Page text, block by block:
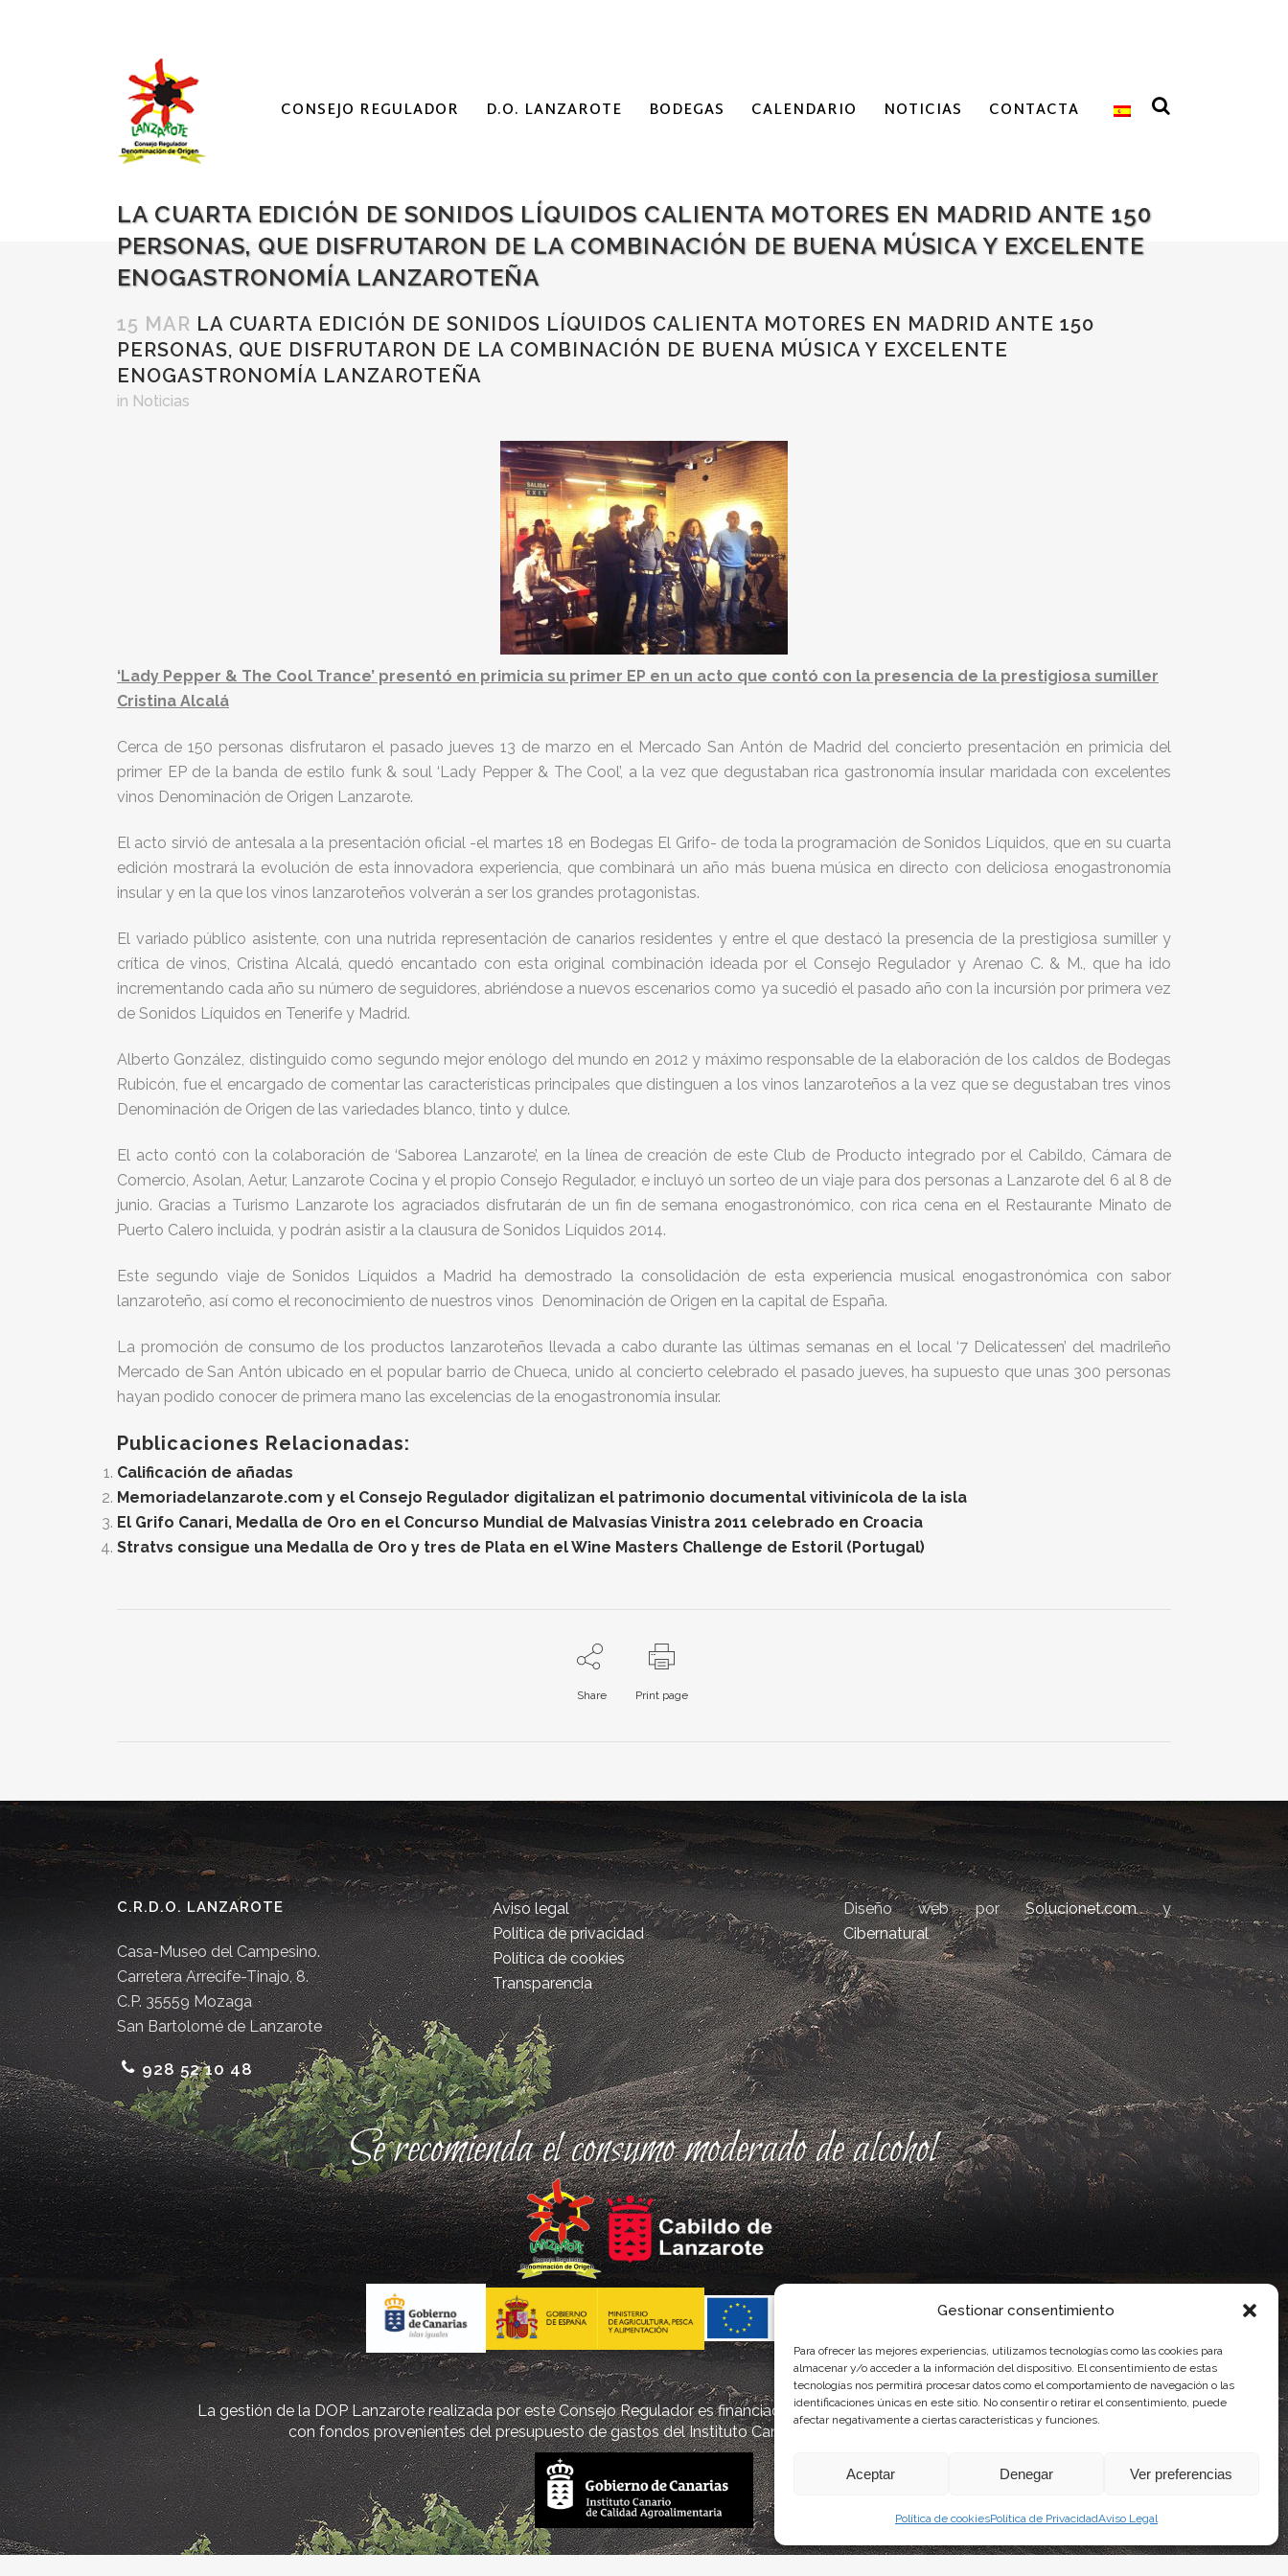
Gestionar consentimiento
Para ofrecer las mejores experiencias, utilizamos tecnologías como las cookies para
almacenar y/o acceder a la información del dispositivo. El consentimiento de estas
tecnologías nos permitirá procesar datos como el comportamiento de navegación o las
identificaciones únicas en este sitio. No consentir o retirar el consentimiento, puede
afectar negativamente a ciertas características y funciones.
Aceptar Denegar Ver preferencias
Política de cookiesPolítica de PrivacidadAviso Legal
CONSEJO REGULADOR D.O. LANZAROTE BODEGAS CALENDARIO NOTICIAS CONTACTA
LA CUARTA EDICIÓN DE SONIDOS LÍQUIDOS CALIENTA MOTORES EN MADRID ANTE 150
PERSONAS, QUE DISFRUTARON DE LA COMBINACIÓN DE BUENA MÚSICA Y EXCELENTE
ENOGASTRONOMÍA LANZAROTEÑA
15 MAR LA CUARTA EDICIÓN DE SONIDOS LÍQUIDOS CALIENTA MOTORES EN MADRID ANTE 150
PERSONAS, QUE DISFRUTARON DE LA COMBINACIÓN DE BUENA MÚSICA Y EXCELENTE
ENOGASTRONOMÍA LANZAROTEÑA
in Noticias
‘Lady Pepper & The Cool Trance’ presentó en primicia su primer EP en un acto que contó con la presencia de la prestigiosa sumiller
Cristina Alcalá
Cerca de 150 personas disfrutaron el pasado jueves 13 de marzo en el Mercado San Antón de Madrid del concierto presentación en primicia del
primer EP de la banda de estilo funk & soul ‘Lady Pepper & The Cool’, a la vez que degustaban rica gastronomía insular maridada con excelentes
vinos Denominación de Origen Lanzarote.
El acto sirvió de antesala a la presentación oficial -el martes 18 en Bodegas El Grifo- de toda la programación de Sonidos Líquidos, que en su cuarta
edición mostrará la evolución de esta innovadora experiencia, que combinará un año más buena música en directo con deliciosa enogastronomía
insular y en la que los vinos lanzaroteños volverán a ser los grandes protagonistas.
El variado público asistente, con una nutrida representación de canarios residentes y entre el que destacó la presencia de la prestigiosa sumiller y
crítica de vinos, Cristina Alcalá, quedó encantado con esta original combinación ideada por el Consejo Regulador y Arenao C. & M., que ha ido
incrementando cada año su número de seguidores, abriéndose a nuevos escenarios como ya sucedió el pasado año con la incursión por primera vez
de Sonidos Líquidos en Tenerife y Madrid.
Alberto González, distinguido como segundo mejor enólogo del mundo en 2012 y máximo responsable de la elaboración de los caldos de Bodegas
Rubicón, fue el encargado de comentar las características principales que distinguen a los vinos lanzaroteños a la vez que se degustaban tres vinos
Denominación de Origen de las variedades blanco, tinto y dulce.
El acto contó con la colaboración de ‘Saborea Lanzarote’, en la línea de creación de este Club de Producto integrado por el Cabildo, Cámara de
Comercio, Asolan, Aetur, Lanzarote Cocina y el propio Consejo Regulador, e incluyó un sorteo de un viaje para dos personas a Lanzarote del 6 al 8 de
junio. Gracias a Turismo Lanzarote los agraciados disfrutarán de un fin de semana enogastronómico, con rica cena en el Restaurante Minato de
Puerto Calero incluida, y podrán asistir a la clausura de Sonidos Líquidos 2014.
Este segundo viaje de Sonidos Líquidos a Madrid ha demostrado la consolidación de esta experiencia musical enogastronómica con sabor
lanzaroteño, así como el reconocimiento de nuestros vinos Denominación de Origen en la capital de España.
La promoción de consumo de los productos lanzaroteños llevada a cabo durante las últimas semanas en el local ‘7 Delicatessen’ del madrileño
Mercado de San Antón ubicado en el popular barrio de Chueca, unido al concierto celebrado el pasado jueves, ha supuesto que unas 300 personas
hayan podido conocer de primera mano las excelencias de la enogastronomía insular.
Publicaciones Relacionadas:
Calificación de añadas
Memoriadelanzarote.com y el Consejo Regulador digitalizan el patrimonio documental vitivinícola de la isla
El Grifo Canari, Medalla de Oro en el Concurso Mundial de Malvasías Vinistra 2011 celebrado en Croacia
Stratvs consigue una Medalla de Oro y tres de Plata en el Wine Masters Challenge de Estoril (Portugal)
Share Print page
C.R.D.O. LANZAROTE
Casa-Museo del Campesino.
Carretera Arrecife-Tinajo, 8.
C.P. 35559 Mozaga
San Bartolomé de Lanzarote
928 52 10 48
Aviso legal
Política de privacidad
Política de cookies
Transparencia
Diseño web porSolucionet.comy
Cibernatural
Se recomienda el consumo moderado de alcohol
La gestión de la DOP Lanzarote realizada por este Consejo Regulador es financiada, parcialmente, por el Gobierno de Canarias
con fondos provenientes del presupuesto de gastos del Instituto Canario de Calidad Agroalimentaria